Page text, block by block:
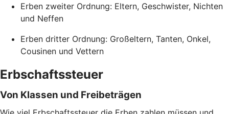
Erben zweiter Ordnung: Eltern, Geschwister, Nichten
und Neffen
Erben dritter Ordnung: Großeltern, Tanten, Onkel,
Cousinen und Vettern
Erbschaftssteuer
Von Klassen und Freibeträgen